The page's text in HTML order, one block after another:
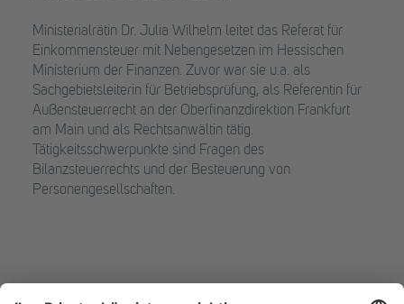
Ministerialrätin Dr. Julia Wilhelm leitet das Referat für
Einkommensteuer mit Nebengesetzen im Hessischen
Ministerium der Finanzen. Zuvor war sie u.a. als
Sachgebietsleiterin für Betriebsprüfung, als Referentin für
Außensteuerrecht an der Oberfinanzdirektion Frankfurt
am Main und als Rechtsanwältin tätig.
Tätigkeitsschwerpunkte sind Fragen des
Bilanzsteuerrechts und der Besteuerung von
Personengesellschaften.